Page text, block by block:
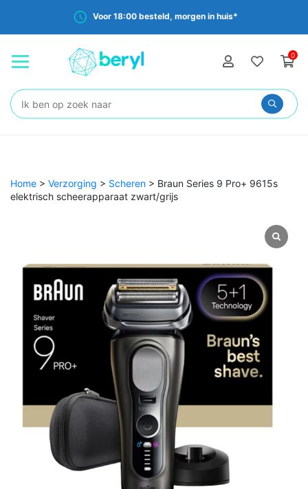
Voor 18:00 besteld, morgen in huis*
0
Zoeken:
Home > Verzorging > Scheren > Braun Series 9 Pro+ 9615s
elektrisch scheerapparaat zwart/grijs